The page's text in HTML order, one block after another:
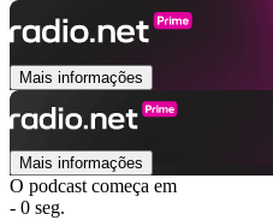
Mais informações
Mais informações
O podcast começa em
- 0 seg.